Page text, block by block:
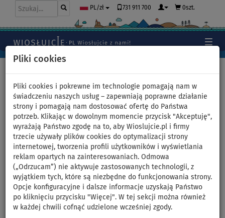
Pliki cookies
Pliki cookies i pokrewne im technologie pomagają nam w
świadczeniu naszych usług – zapewniają poprawne działanie
strony i pomagają nam dostosować ofertę do Państwa
potrzeb. Klikając w dowolnym momencie przycisk "Akceptuję",
wyrażają Państwo zgodę na to, aby Wioslujcie.pl i firmy
trzecie używały plików cookies do optymalizacji strony
internetowej, tworzenia profili użytkowników i wyświetlania
reklam opartych na zainteresowaniach. Odmowa
(„Odrzucam”) nie aktywuje zastosowanych technologii, z
wyjątkiem tych, które są niezbędne do funkcjonowania strony.
Opcje konfiguracyjne i dalsze informacje uzyskają Państwo
po kliknięciu przycisku "Więcej". W tej sekcji można również
w każdej chwili cofnąć udzielone wcześniej zgody.
PL/zł 731 911 700 0szt.
Deska SUP AQUA MARINA
MONSTER 12'0 model 2025 -
pompowany paddleboard -
wariant: zestaw kanoe
DO
-48 %
NASZ
WYBÓR
WIOSŁO W
ZESTAWIE
DO
170 kg
OPCJA
SIEDZISKA
DARMOWA
DOSTAWA